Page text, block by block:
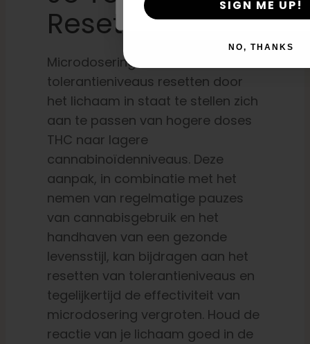
Resetten
Microdosering met cannabis kan
tolerantieniveaus resetten door
het lichaam in staat te stellen zich
aan te passen van hogere doses
THC naar lagere
cannabinoïdenniveaus. Deze
aanpak, in combinatie met het
nemen van regelmatige pauzes
van cannabisgebruik en het
handhaven van een gezonde
levensstijl, kan bijdragen aan het
resetten van tolerantieniveaus en
tegelijkertijd de effectiviteit van
microdosering vergroten. Houd de
reactie van je lichaam goed in de
SIGN ME UP!
NO, THANKS